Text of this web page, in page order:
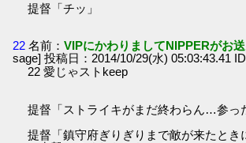
提督「チッ」
22 名前：VIPにかわりましてNIPPERがお
sage] 投稿日：2014/10/29(水) 05:03:43.41
22 愛じゃストkeep
提督「ストライキがまだ終わらん…参っ
提督「鎮守府ぎりぎりまで敵が来たとき